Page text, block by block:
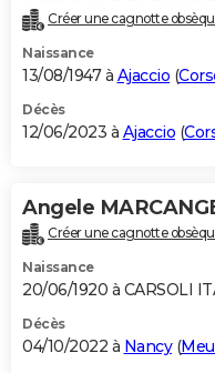
Créer une cagnotte
Naissance
13/08/1947 à Ajaccio (
Décès
12/06/2023 à Ajaccio (
Angele
Créer une cagnotte
Naissance
20/06/1920 à CARSOLI
Décès
04/10/2022 à Nancy(